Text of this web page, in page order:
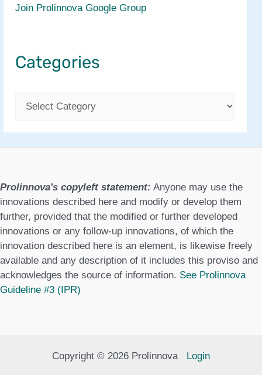
Join Prolinnova Google Group
Categories
g
o
r
e
s
Prolinnova's copyleft statement: Anyone may use the
innovations described here and modify or develop them
further, provided that the modified or further developed
innovations or any follow-up innovations, of which the
innovation described here is an element, is likewise freely
available and any description of it includes this proviso and
acknowledges the source of information. See Prolinnova
Guideline #3 (IPR)
Copyright © 2026 Prolinnova Login